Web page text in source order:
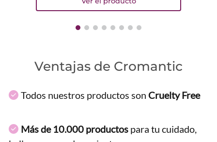
Ventajas de Cromantic
Todos nuestros productos son Cruelty Free
Más de 10.000 productos para tu cuidado,